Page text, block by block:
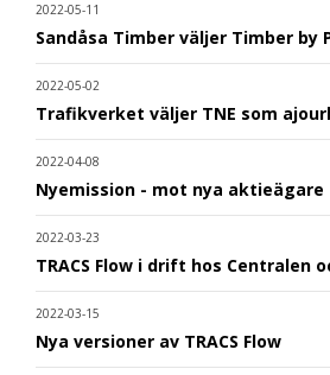
2022-05-11
Sandåsa Timber väljer Timber by
2022-05-02
Trafikverket väljer TNE som
2022-04-08
Nyemission - mot nya aktieägare
2022-03-23
TRACS Flow i drift hos Centralen
2022-03-15
Nya versioner av TRACS Flow